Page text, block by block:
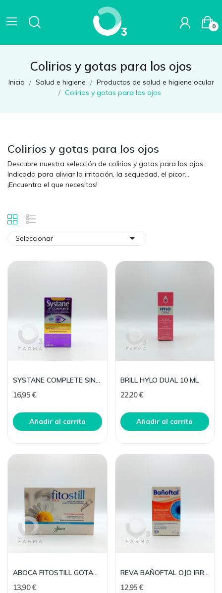
0
Colirios y gotas para los ojos
Inicio Salud e higiene
Productos de salud e higiene ocular
Colirios y gotas para los ojos
Colirios y gotas para los ojos
Descubre nuestra selección de colirios y gotas para los ojos.
Indicado para aliviar la irritación, la sequedad, el picor...
¡Encuentra el que necesitas!
Seleccionar 
SYSTANE COMPLETE SIN CONSERVANTES 10 ML
16,95 €
Añadir al carrito
BRILL HYLO DUAL 10 ML
22,20 €
Añadir al carrito
ABOCA FITOSTILL GOTAS OCULARES
13,90 €
REVA BAÑOFTAL OJO IRRITADO 1 ENVASE 10 ML
12,95 €